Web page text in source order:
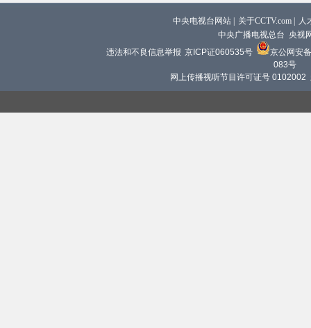
中央电视台网站 关于CCTV.com
人
中央广播电视总台 央视
违法和不良信息举报 京ICP证060535号
京公网安
083号
网上传播视听节目许可证号